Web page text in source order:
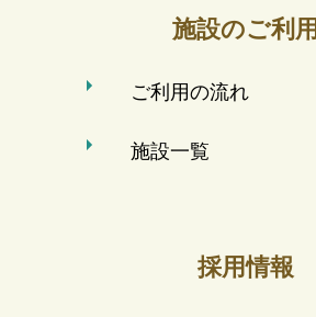
施設のご利用
ご利用の流れ
施設一覧
採用情報